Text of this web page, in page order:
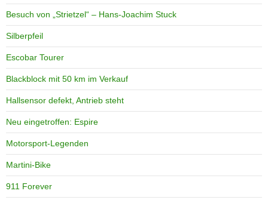
Besuch von „Strietzel“ – Hans-Joachim Stuck
Silberpfeil
Escobar Tourer
Blackblock mit 50 km im Verkauf
Hallsensor defekt, Antrieb steht
Neu eingetroffen: Espire
Motorsport-Legenden
Martini-Bike
911 Forever